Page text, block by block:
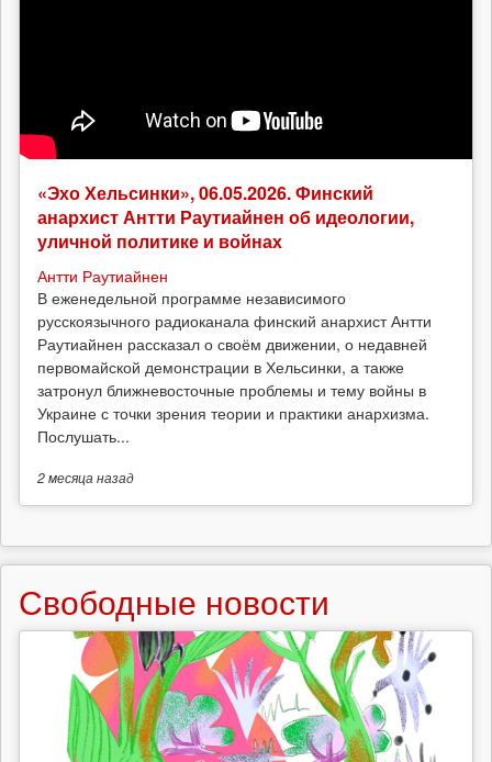
«Эхо Хельсинки», 06.05.2026. Финский
анархист Антти Раутиайнен об идеологии,
уличной политике и войнах
Антти Раутиайнен
В еженедельной программе независимого
русскоязычного радиоканала финский анархист Антти
Раутиайнен рассказал о своём движении, о недавней
первомайской демонстрации в Хельсинки, а также
затронул ближневосточные проблемы и тему войны в
Украине с точки зрения теории и практики анархизма.
Послушать...
2 месяцаназад
Свободные новости